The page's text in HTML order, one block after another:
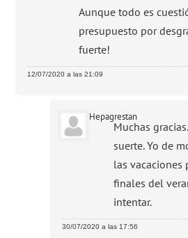
Aunque todo es
presupuesto por
fuerte!
12/07/2020 a las 21:09
Hepagrestan
Muchas
suerte. Yo de
las vacaciones
finales del
intentar.
30/07/2020 a las 17:56